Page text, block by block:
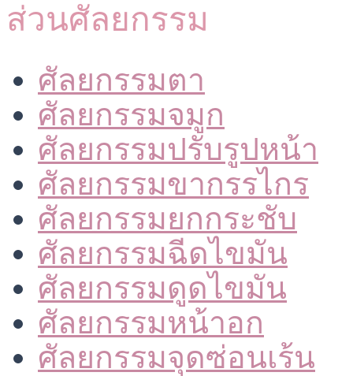
ส่วนศัลยกรรม
ศัลยกรรมตา
ศัลยกรรมจมูก
ศัลยกรรมปรับรูปหน้า
ศัลยกรรมขากรรไกร
ศัลยกรรมยกกระชับ
ศัลยกรรมฉีดไขมัน
ศัลยกรรมดูดไขมัน
ศัลยกรรมหน้าอก
ศัลยกรรมจุดซ่อนเร้น